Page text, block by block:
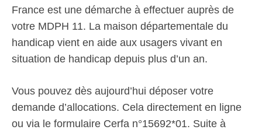
France est une démarche à effectuer auprès de
votre MDPH 11. La maison départementale du
handicap vient en aide aux usagers vivant en
situation de handicap depuis plus d’un an.
Vous pouvez dès aujourd’hui déposer votre
demande d’allocations. Cela directement en ligne
ou via le formulaire Cerfa n°15692*01. Suite à